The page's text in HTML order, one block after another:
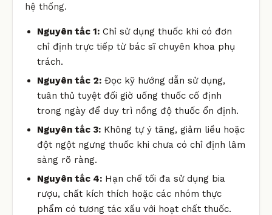
hệ thống.
Nguyên tắc 1: Chỉ sử dụng thuốc khi có đơn
chỉ định trực tiếp từ bác sĩ chuyên khoa phụ
trách.
Nguyên tắc 2: Đọc kỹ hướng dẫn sử dụng,
tuân thủ tuyệt đối giờ uống thuốc cố định
trong ngày để duy trì nồng độ thuốc ổn định.
Nguyên tắc 3: Không tự ý tăng, giảm liều hoặc
đột ngột ngưng thuốc khi chưa có chỉ định lâm
sàng rõ ràng.
Nguyên tắc 4: Hạn chế tối đa sử dụng bia
rượu, chất kích thích hoặc các nhóm thực
phẩm có tương tác xấu với hoạt chất thuốc.